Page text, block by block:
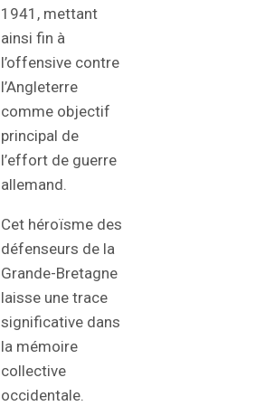
1941, mettant
ainsi fin à
l’offensive contre
l’Angleterre
comme objectif
principal de
l’effort de guerre
allemand.
Cet héroïsme des
défenseurs de la
Grande-Bretagne
laisse une trace
significative dans
la mémoire
collective
occidentale.